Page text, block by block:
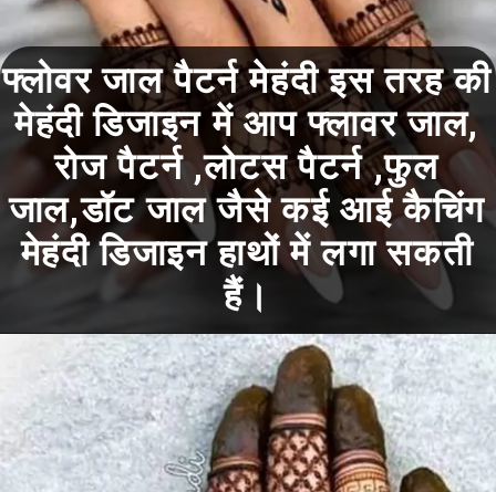
फ्लोवर जाल पैटर्न मेहंदी इस तरह की
मेहंदी डिजाइन में आप फ्लावर जाल,
रोज पैटर्न ,लोटस पैटर्न ,फुल
जाल,डॉट जाल जैसे कई आई कैचिंग
मेहंदी डिजाइन हाथों में लगा सकती
हैं।